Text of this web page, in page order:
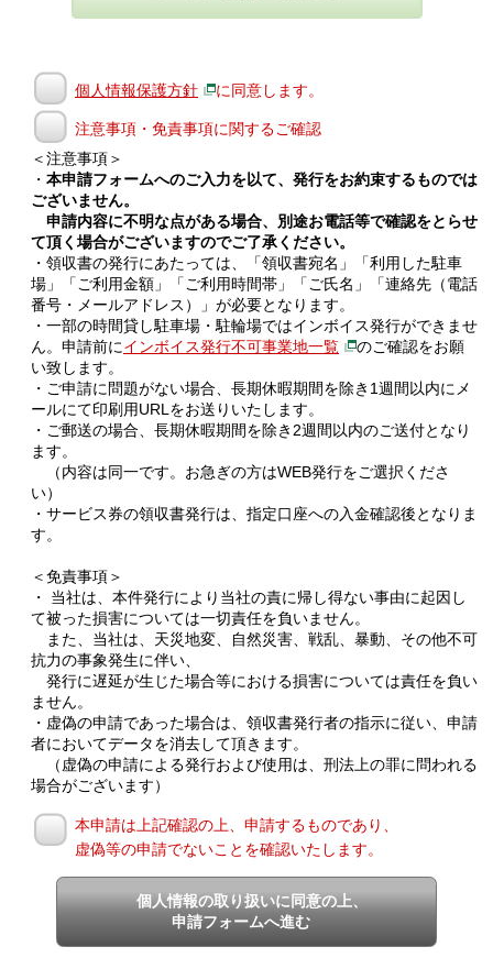
個人情報保護方針 に同意します。
注意事項・免責事項に関するご確認
＜注意事項＞
・ 本申請フォームへのご入力を以て、発行をお約束するものでは
ございません。
申請内容に不明な点がある場合、別途お電話等で確認をとらせ
て頂く場合がございますのでご了承ください。
・領収書の発行にあたっては、「領収書宛名」「利用した駐車
場」「ご利用金額」「ご利用時間帯」「ご氏名」「連絡先（電話
番号・メールアドレス）」が必要となります。
・一部の時間貸し駐車場・駐輪場ではインボイス発行ができませ
ん。申請前にインボイス発行不可事業地一覧
のご確認をお願
い致します。
・ご申請に問題がない場合、長期休暇期間を除き1週間以内にメ
ールにて印刷用URLをお送りいたします。
・ご郵送の場合、長期休暇期間を除き2週間以内のご送付となり
ます。
（内容は同一です。お急ぎの方はWEB発行をご選択くださ
い）
・サービス券の領収書発行は、指定口座への入金確認後となりま
す。
＜免責事項＞
・ 当社は、本件発行により当社の責に帰し得ない事由に起因し
て被った損害については一切責任を負いません。
また、当社は、天災地変、自然災害、戦乱、暴動、その他不可
抗力の事象発生に伴い、
発行に遅延が生じた場合等における損害については責任を負い
ません。
・虚偽の申請であった場合は、領収書発行者の指示に従い、申請
者においてデータを消去して頂きます。
（虚偽の申請による発行および使用は、刑法上の罪に問われる
場合がございます）
本申請は上記確認の上、申請するものであり、
虚偽等の申請でないことを確認いたします。
個人情報の取り扱いに同意の上、
申請フォームへ進む